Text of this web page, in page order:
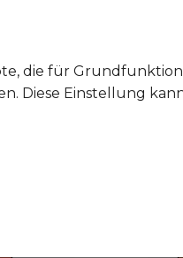
wie Oskar
die für
Diese Einstellung